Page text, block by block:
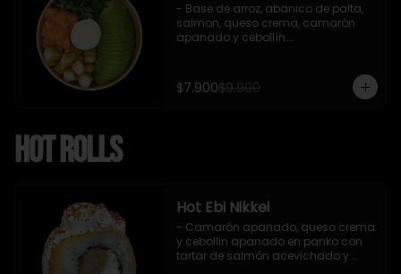
- Base de arroz, abanico de palta,
salmon, queso crema, camarón
apanado y cebollín.
$7.900$9.900
Hot Rolls
Hot Ebi Nikkei
- Camarón apanado, queso crema
y cebollin apanado en panko con
tartar de salmón acevichado y